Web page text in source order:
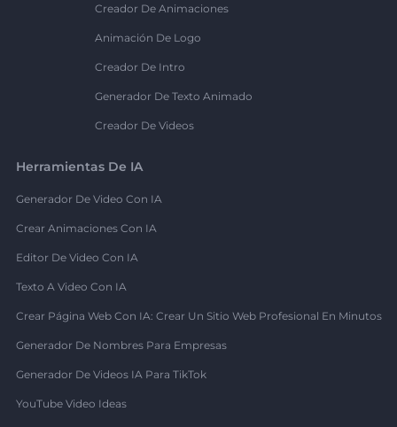
Creador De Animaciones
Animación De Logo
Creador De Intro
Generador De Texto Animado
Creador De Videos
Herramientas De IA
Generador De Video Con IA
Crear Animaciones Con IA
Editor De Video Con IA
Texto A Video Con IA
Crear Página Web Con IA: Crear Un Sitio Web Profesional En Minutos
Generador De Nombres Para Empresas
Generador De Videos IA Para TikTok
YouTube Video Ideas